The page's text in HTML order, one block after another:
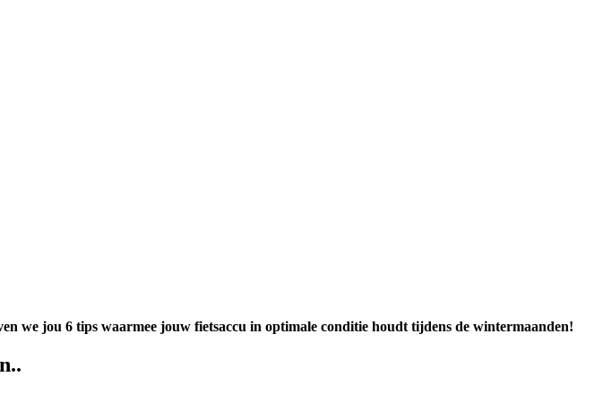
we jou 6 tips waarmee jouw fietsaccu in optimale conditie houdt tijdens de wintermaanden!